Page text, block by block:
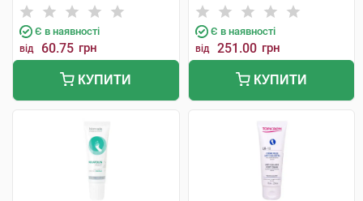
Є в наявності
від 60.75 грн
КУПИТИ
КМП+Галичфарм)
Є в наявності
від 251.00 грн
КУПИТИ